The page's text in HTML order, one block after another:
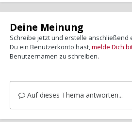
Deine Meinung
Schreibe jetzt und erstelle anschließend
Du ein Benutzerkonto hast,melde Dich
Benutzernamen zu schreiben.
Auf dieses Thema antworten...